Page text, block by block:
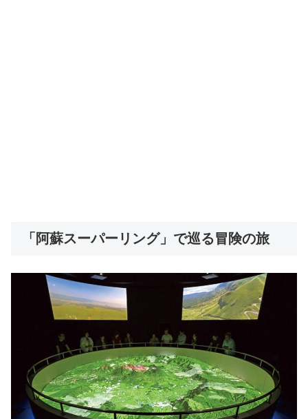
「阿蘇スーパーリング」で巡る冒険の旅